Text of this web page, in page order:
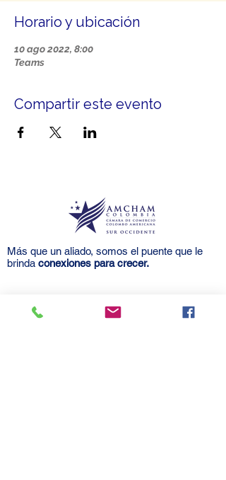
Horario y ubicación
10 ago 2022, 8:00
Teams
Compartir este evento
Más que un aliado, somos el puente que le
brinda conexiones para crecer.